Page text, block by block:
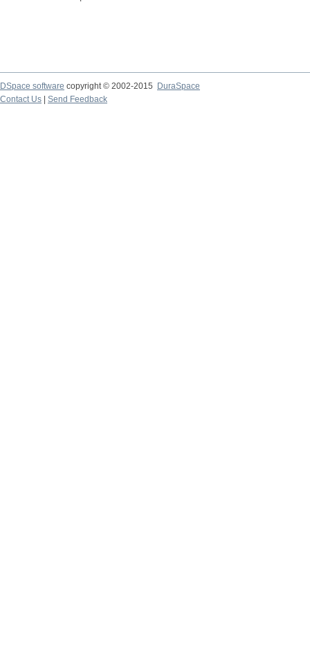
DSpace software copyright © 2002-2015
DuraSpace
Contact Us
Send Feedback